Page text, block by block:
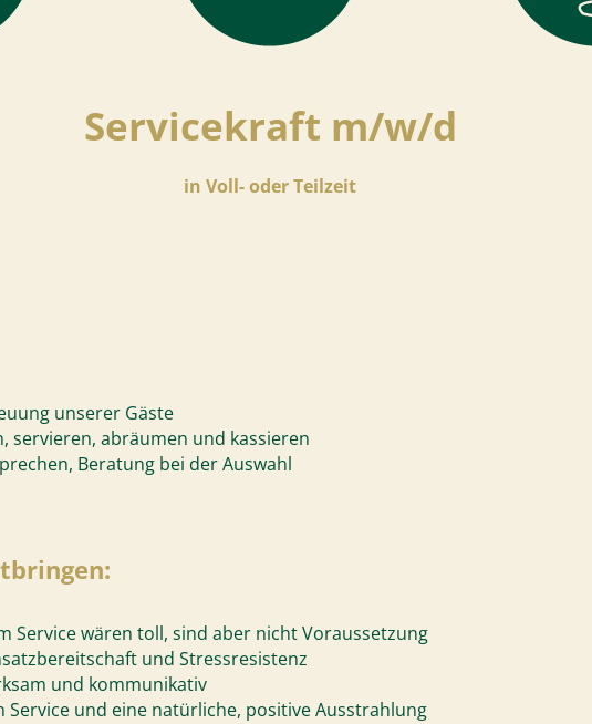
Servicekraft m/w/d
in Voll- oder Teilzeit
unserer Gäste
servieren, abräumen und kassieren
Beratung bei der Auswahl
Service wären toll, sind aber nicht Voraussetzung
und Stressresistenz
und kommunikativ
Service und eine natürliche, positive Ausstrahlung